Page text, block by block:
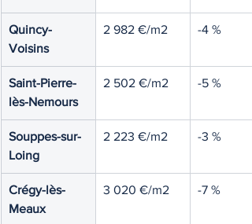
Quincy-
Voisins
2 982 €/m2 -4 %
Saint-Pierre-
lès-Nemours
2 502 €/m2 -5 %
Souppes-sur-
Loing
2 223 €/m2 -3 %
Crégy-lès-
Meaux
3 020 €/m2 -7 %